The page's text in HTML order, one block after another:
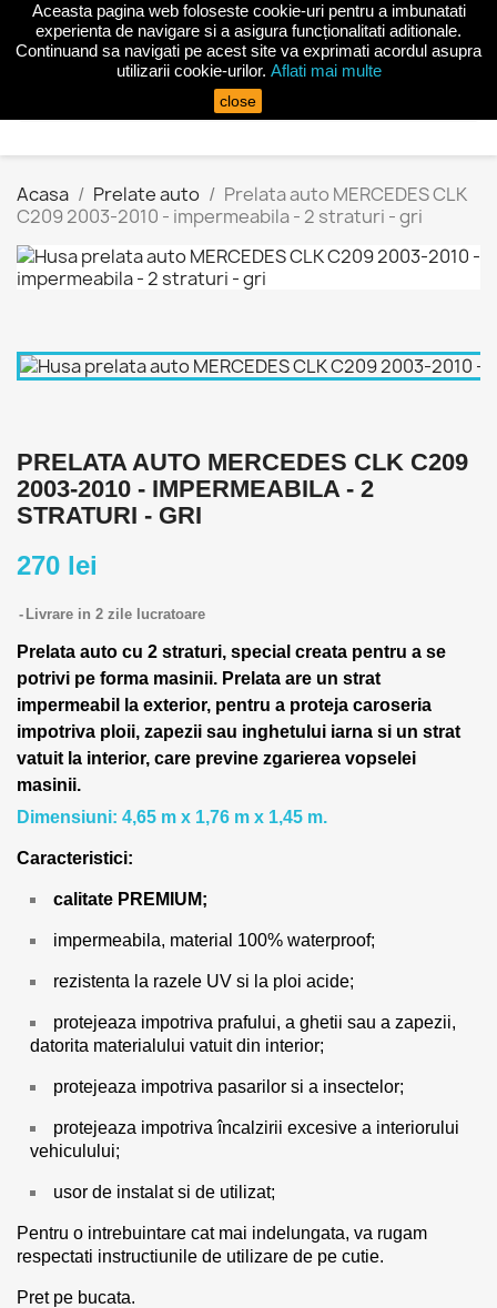
Acasa Prelate auto
Prelata auto MERCEDES CLK
C209 2003-2010 - impermeabila - 2 straturi - gri
PRELATA AUTO MERCEDES CLK C209
2003-2010 - IMPERMEABILA - 2
STRATURI - GRI
270 lei
Livrare in 2 zile lucratoare
Prelata auto cu 2 straturi, special creata pentru a se
potrivi pe forma masinii. Prelata are un strat
impermeabil la exterior, pentru a proteja caroseria
impotriva ploii, zapezii sau inghetului iarna si un strat
vatuit la interior, care previne zgarierea vopselei
masinii.
Dimensiuni: 4,65 m x 1,76 m x 1,45 m.
Caracteristici:
calitate PREMIUM;
impermeabila, material 100% waterproof;
rezistenta la razele UV si la ploi acide;
protejeaza impotriva prafului, a ghetii sau a zapezii,
datorita materialului vatuit din interior;
protejeaza impotriva pasarilor si a insectelor;
protejeaza impotriva încalzirii excesive a interiorului
vehiculului;
usor de instalat si de utilizat;
Pentru o intrebuintare cat mai indelungata, va rugam
respectati instructiunile de utilizare de pe cutie.
Pret pe bucata.
Aceasta pagina web foloseste cookie-uri pentru a imbunatati
experienta de navigare si a asigura funcționalitati aditionale.
Continuand sa navigati pe acest site va exprimati acordul asupra
utilizarii cookie-urilor. Aflati mai multe
close